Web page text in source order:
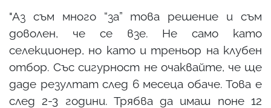
"Аз съм много “за” това решение и съм
доволен, че се взе. Не само като
селекционер, но като и треньор на клубен
отбор. Със сигурност не очаквайте, че ще
даде резултат след 6 месеца обаче. Това е
след 2-3 години. Трябва да имаш поне 12